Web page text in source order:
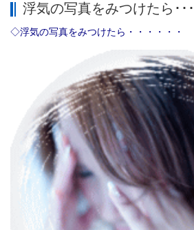
浮気の写真をみつけたら･･
◇浮気の写真をみつけたら・・・・・・